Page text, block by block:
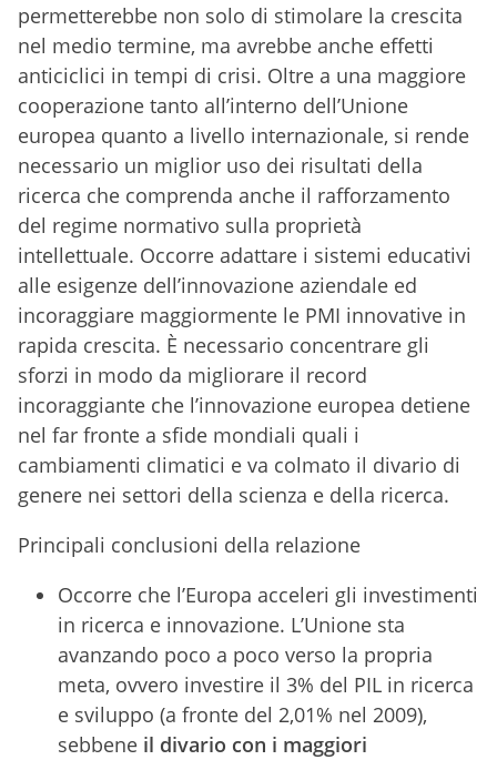
permetterebbe non solo di stimolare la crescita
nel medio termine, ma avrebbe anche effetti
anticiclici in tempi di crisi. Oltre a una maggiore
cooperazione tanto all’interno dell’Unione
europea quanto a livello internazionale, si rende
necessario un miglior uso dei risultati della
ricerca che comprenda anche il rafforzamento
del regime normativo sulla proprietà
intellettuale. Occorre adattare i sistemi educativi
alle esigenze dell’innovazione aziendale ed
incoraggiare maggiormente le PMI innovative in
rapida crescita. È necessario concentrare gli
sforzi in modo da migliorare il record
incoraggiante che l’innovazione europea detiene
nel far fronte a sfide mondiali quali i
cambiamenti climatici e va colmato il divario di
genere nei settori della scienza e della ricerca.
Principali conclusioni della relazione
Occorre che l’Europa acceleri gli investimenti
in ricerca e innovazione. L’Unione sta
avanzando poco a poco verso la propria
meta, ovvero investire il 3% del PIL in ricerca
e sviluppo (a fronte del 2,01% nel 2009),
sebbene il divario con i maggiori